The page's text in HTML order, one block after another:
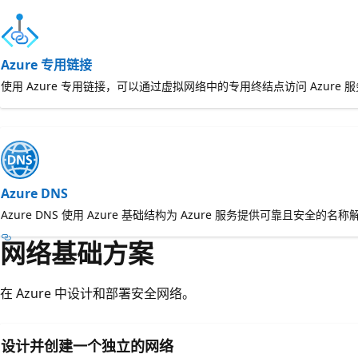
Azure 专用链接
使用 Azure 专用链接，可以通过虚拟网络中的专用终结点访问 Azure 服
Azure DNS
Azure DNS 使用 Azure 基础结构为 Azure 服务提供可靠且安全的名称解
网络基础方案
在 Azure 中设计和部署安全网络。
设计并创建一个独立的网络